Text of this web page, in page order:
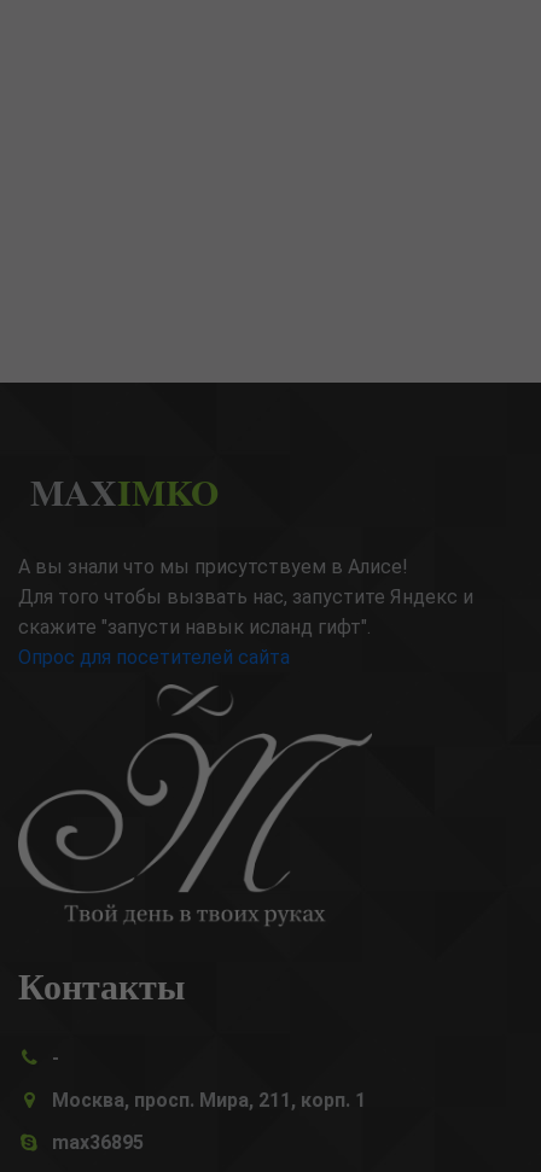
MAXIMKO
А вы знали что мы присутствуем в Алисе!
Для того чтобы вызвать нас, запустите Яндекс и
скажите "запусти навык исланд гифт".
Опрос для посетителей сайта
Контакты
-
Москва, просп. Мира, 211, корп. 1
max36895